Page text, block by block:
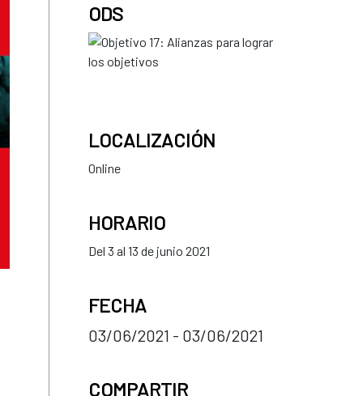
ODS
LOCALIZACIÓN
Online
HORARIO
Del 3 al 13 de junio 2021
FECHA
03/06/2021 - 03/06/2021
COMPARTIR